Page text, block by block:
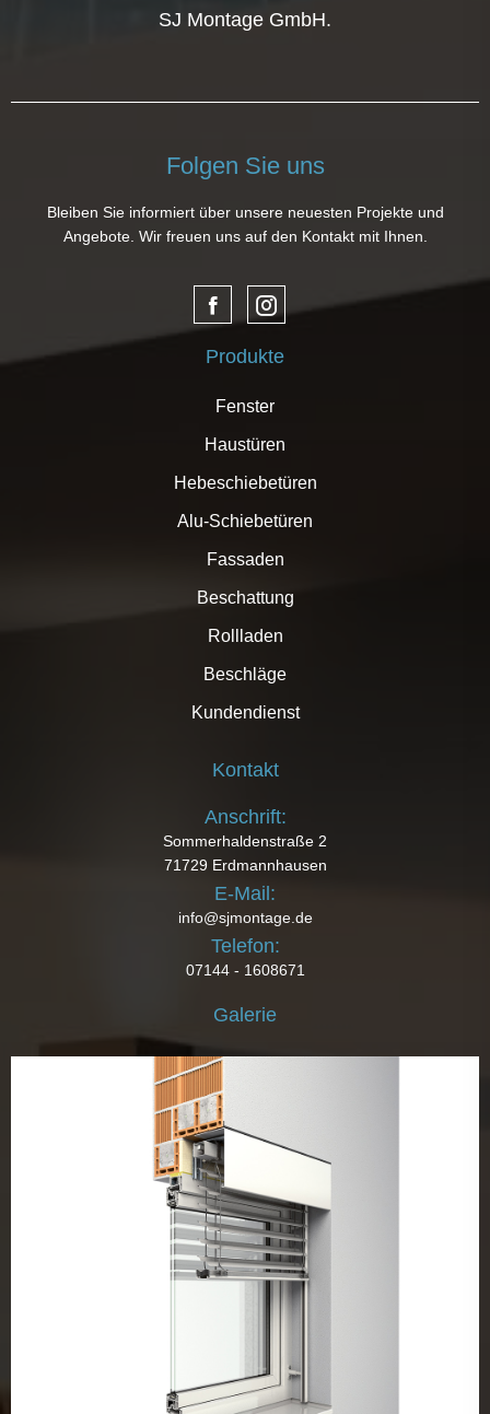
SJ Montage GmbH.
Folgen Sie uns
Bleiben Sie informiert über unsere neuesten Projekte und
Angebote. Wir freuen uns auf den Kontakt mit Ihnen.
Produkte
Fenster
Haustüren
Hebeschiebetüren
Alu-Schiebetüren
Fassaden
Beschattung
Rollladen
Beschläge
Kundendienst
Kontakt
Anschrift:
Sommerhaldenstraße 2
71729 Erdmannhausen
E-Mail:
info@sjmontage.de
Telefon:
07144 - 1608671
Galerie